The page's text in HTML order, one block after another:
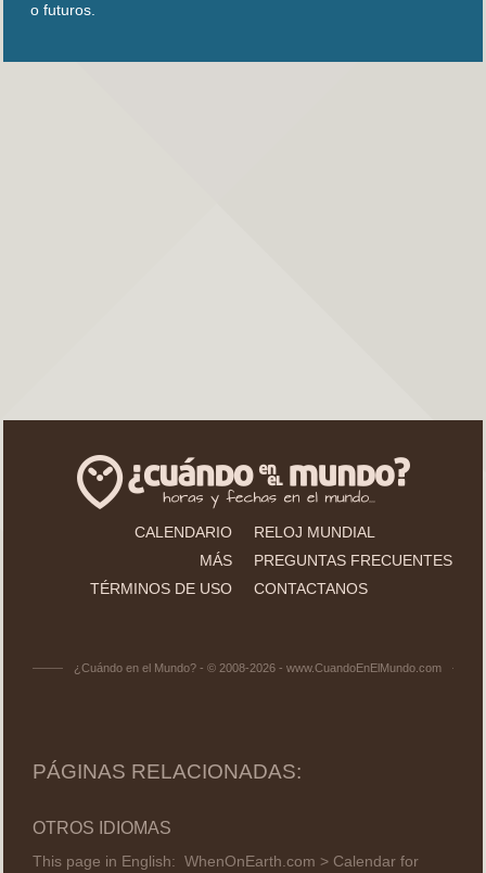
o futuros.
CALENDARIO
RELOJ MUNDIAL
MÁS
PREGUNTAS FRECUENTES
TÉRMINOS DE USO
CONTACTANOS
¿Cuándo en el Mundo? - © 2008-2026 - www.CuandoEnElMundo.com
PÁGINAS RELACIONADAS:
OTROS IDIOMAS
This page in English: WhenOnEarth.com > Calendar for